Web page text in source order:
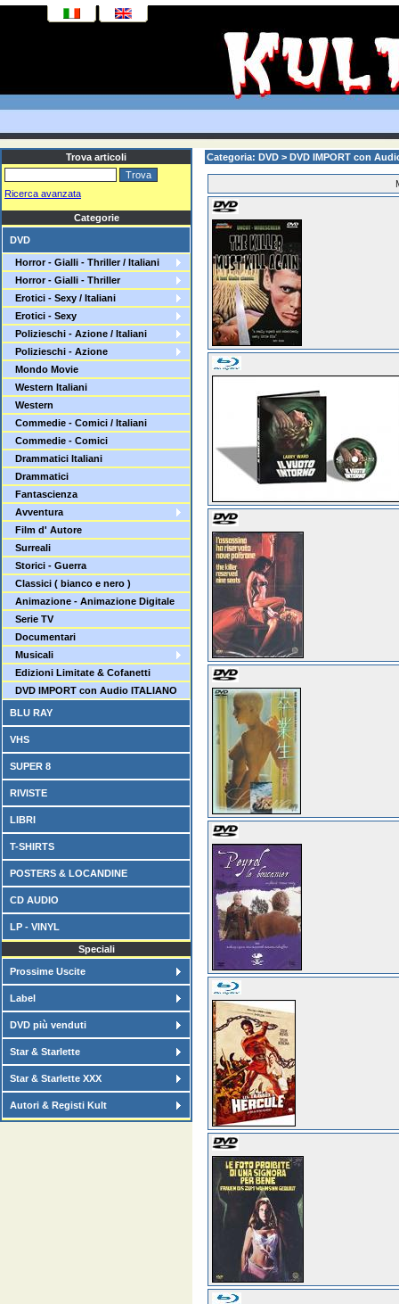
Trova articoli
Ricerca avanzata
Categorie
DVD
Horror - Gialli - Thriller / Italiani
Horror - Gialli - Thriller
Erotici - Sexy / Italiani
Erotici - Sexy
Polizieschi - Azione / Italiani
Polizieschi - Azione
Mondo Movie
Western Italiani
Western
Commedie - Comici / Italiani
Commedie - Comici
Drammatici Italiani
Drammatici
Fantascienza
Avventura
Film d' Autore
Surreali
Storici - Guerra
Classici ( bianco e nero )
Animazione - Animazione Digitale
Serie TV
Documentari
Musicali
Edizioni Limitate & Cofanetti
DVD IMPORT con Audio ITALIANO
BLU RAY
VHS
SUPER 8
RIVISTE
LIBRI
T-SHIRTS
POSTERS & LOCANDINE
CD AUDIO
LP - VINYL
Speciali
Prossime Uscite
Label
DVD più venduti
Star & Starlette
Star & Starlette XXX
Autori & Registi Kult
Categoria: DVD > DVD IMPORT con